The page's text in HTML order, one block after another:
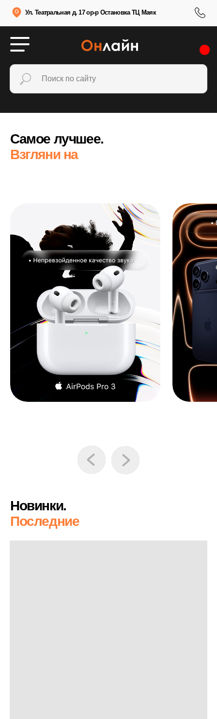
Ул. Театральная д. 17 ор-р Остановка ТЦ Маяк
Взгляни на
Новинки.
Последние
поступления.